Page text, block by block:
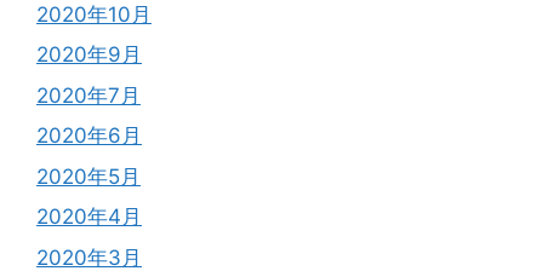
2020年10月
2020年9月
2020年7月
2020年6月
2020年5月
2020年4月
2020年3月